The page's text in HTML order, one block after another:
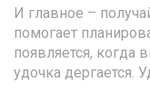
И главное –
помогает
появляется, когда
удочка дергается.